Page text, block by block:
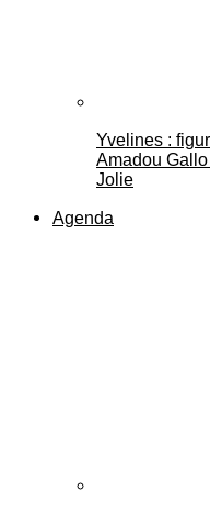
Yvelines :
Amadou
Jolie
Agenda